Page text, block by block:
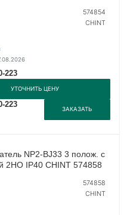
574854
CHINT
223
УТОЧНИТЬ ЦЕНУ
223
ЗАКАЗАТЬ
NP2-BJ33 3 полож. с
2НО IP40 CHINT 574858
574858
CHINT